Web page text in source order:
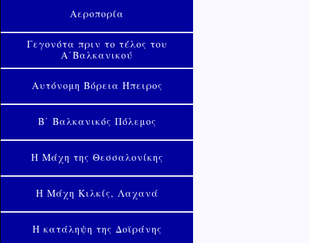
Αεροπορία
Γεγονότα πριν το τέλος του
Α΄Βαλκανικού
Αυτόνομη Βόρεια Ήπειρος
Β΄ Βαλκανικός Πόλεμος
Η Μάχη της Θεσσαλονίκης
Η Μάχη Κιλκίς, Λαχανά
Η κατάληψη της Δοϊράνης